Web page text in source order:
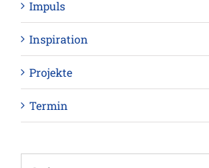
Impuls
Inspiration
Projekte
Termin